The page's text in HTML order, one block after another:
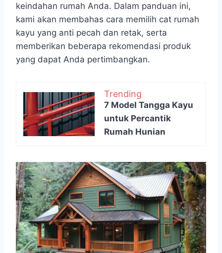
keindahan rumah Anda. Dalam panduan ini,
kami akan membahas cara memilih cat rumah
kayu yang anti pecah dan retak, serta
memberikan beberapa rekomendasi produk
yang dapat Anda pertimbangkan.
Trending
7 Model Tangga Kayu
untuk Percantik
Rumah Hunian